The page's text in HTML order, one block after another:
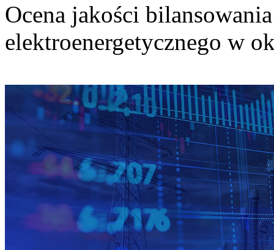
Ocena jakości
elektroenergetycznego w